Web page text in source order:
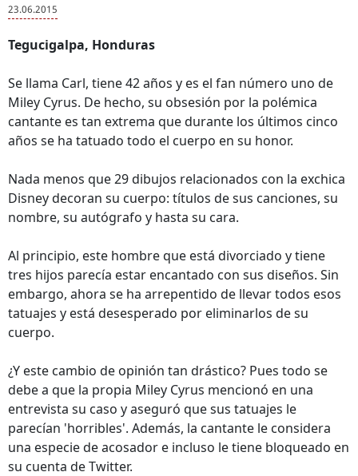
23.06.2015
Tegucigalpa, Honduras
Se llama Carl, tiene 42 años y es el fan número uno de
Miley Cyrus. De hecho, su obsesión por la polémica
cantante es tan extrema que durante los últimos cinco
años se ha tatuado todo el cuerpo en su honor.
Nada menos que 29 dibujos relacionados con la exchica
Disney decoran su cuerpo: títulos de sus canciones, su
nombre, su autógrafo y hasta su cara.
Al principio, este hombre que está divorciado y tiene
tres hijos parecía estar encantado con sus diseños. Sin
embargo, ahora se ha arrepentido de llevar todos esos
tatuajes y está desesperado por eliminarlos de su
cuerpo.
¿Y este cambio de opinión tan drástico? Pues todo se
debe a que la propia Miley Cyrus mencionó en una
entrevista su caso y aseguró que sus tatuajes le
parecían 'horribles'. Además, la cantante le considera
una especie de acosador e incluso le tiene bloqueado en
su cuenta de Twitter.